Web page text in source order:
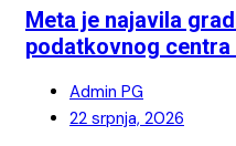
Meta je najavila
podatkovnog centra
Admin PG
22 srpnja, 2026